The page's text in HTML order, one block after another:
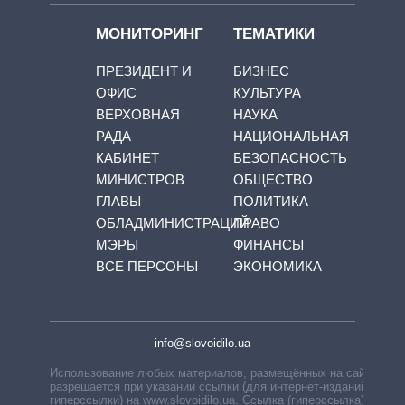
МОНИТОРИНГ
ПРЕЗИДЕНТ И
ОФИС
ВЕРХОВНАЯ
РАДА
КАБИНЕТ
МИНИСТРОВ
ГЛАВЫ
ОБЛАДМИНИСТРАЦИЙ
МЭРЫ
ВСЕ ПЕРСОНЫ
ТЕМАТИКИ
БИЗНЕС
КУЛЬТУРА
НАУКА
НАЦИОНАЛЬНАЯ
БЕЗОПАСНОСТЬ
ОБЩЕСТВО
ПОЛИТИКА
ПРАВО
ФИНАНСЫ
ЭКОНОМИКА
info@slovoidilo.ua
Использование любых материалов, размещённых на сайте,
разрешается при указании ссылки (для интернет-изданий —
гиперссылки) на www.slovoidilo.ua. Ссылка (гиперссылка)